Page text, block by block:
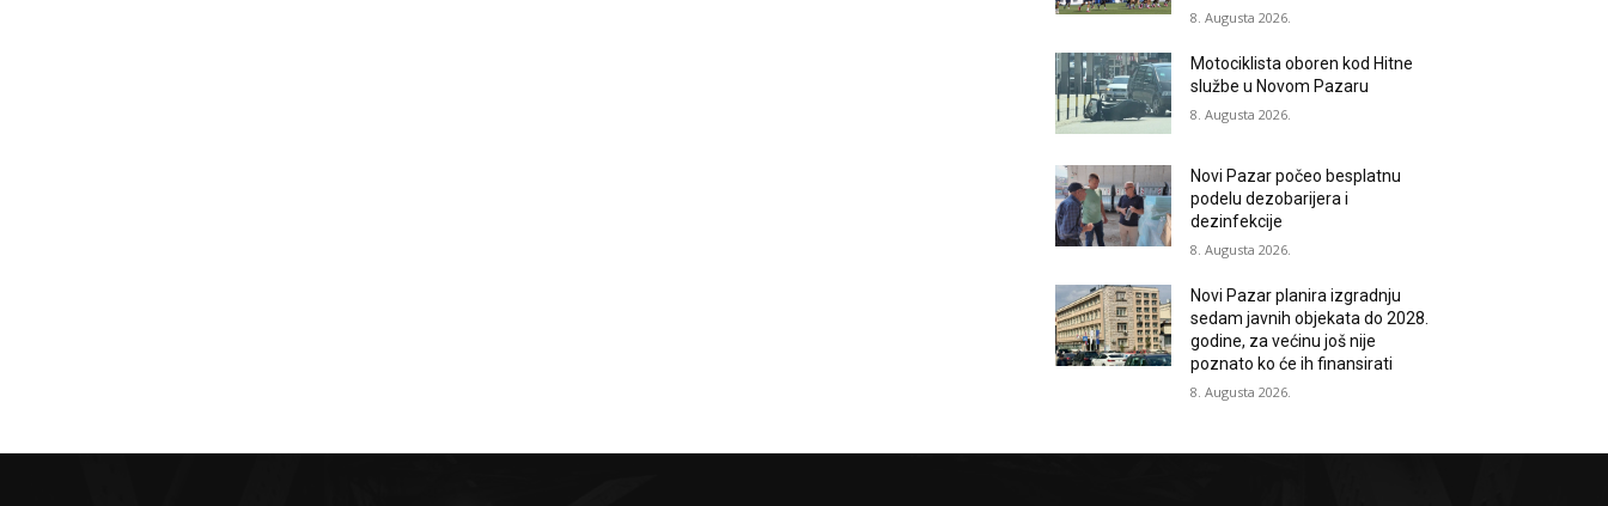
8. Augusta 2026.
Motociklista oboren kod Hitne
službe u Novom Pazaru
8. Augusta 2026.
Novi Pazar počeo besplatnu
podelu dezobarijera i
dezinfekcije
8. Augusta 2026.
Novi Pazar planira izgradnju
sedam javnih objekata do 2028.
godine, za većinu još nije
poznato ko će ih finansirati
8. Augusta 2026.